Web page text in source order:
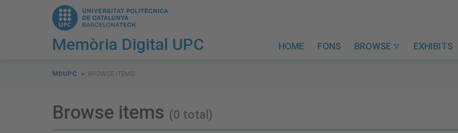
Memòria Digital UPC HOME FONS BROWSE  EXHIBITS
are
MDUPC BROWSE ITEMS
Browse items (0 total)